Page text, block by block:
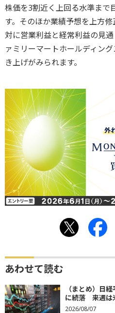
株価を3割近く上回る水準まで
す。そのほか業績予想を上方
対に営業利益と経常利益の見
ァミリーマートホールディング
き上げがみられます。
あわせて読む
（まとめ）日
に続落 来週は
2026/08/07